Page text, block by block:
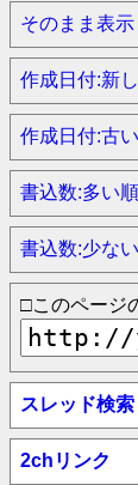
そのまま表示
作成日付:新
作成日付:古
書込数:多い順
書込数:少な
□このページ
スレッド検索
2chリンク